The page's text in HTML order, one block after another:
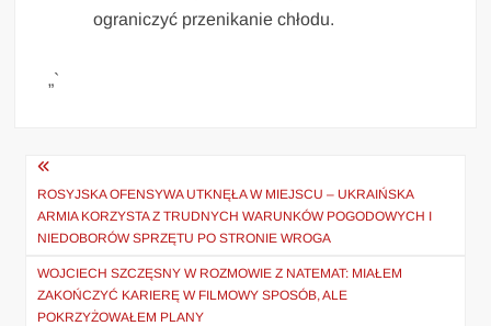
ograniczyć przenikanie chłodu.
„`
Nawigacja
wpisu
ROSYJSKA OFENSYWA UTKNĘŁA W MIEJSCU – UKRAIŃSKA
ARMIA KORZYSTA Z TRUDNYCH WARUNKÓW POGODOWYCH I
NIEDOBORÓW SPRZĘTU PO STRONIE WROGA
WOJCIECH SZCZĘSNY W ROZMOWIE Z NATEMAT: MIAŁEM
ZAKOŃCZYĆ KARIERĘ W FILMOWY SPOSÓB, ALE
POKRZYŻOWAŁEM PLANY